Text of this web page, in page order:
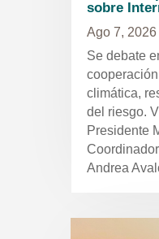
sobre
Ago 7, 2026|
Se debate
climática,
del riesgo.
Presidente
Andrea